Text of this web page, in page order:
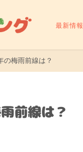
最新情報
の梅雨前線は？
前線は？